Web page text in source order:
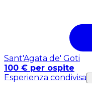
Sant'Agata de' Goti
100 € per ospite
Esperienza condivisa